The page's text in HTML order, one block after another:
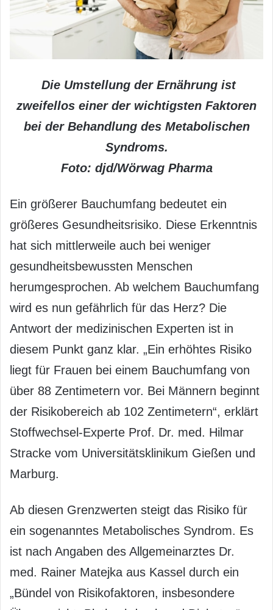
Die Umstellung der Ernährung ist
zweifellos einer der wichtigsten Faktoren
bei der Behandlung des Metabolischen
Syndroms.
Foto: djd/Wörwag Pharma
Ein größerer Bauchumfang bedeutet ein
größeres Gesundheitsrisiko. Diese Erkenntnis
hat sich mittlerweile auch bei weniger
gesundheitsbewussten Menschen
herumgesprochen. Ab welchem Bauchumfang
wird es nun gefährlich für das Herz? Die
Antwort der medizinischen Experten ist in
diesem Punkt ganz klar. „Ein erhöhtes Risiko
liegt für Frauen bei einem Bauchumfang von
über 88 Zentimetern vor. Bei Männern beginnt
der Risikobereich ab 102 Zentimetern“, erklärt
Stoffwechsel-Experte Prof. Dr. med. Hilmar
Stracke vom Universitätsklinikum Gießen und
Marburg.
Ab diesen Grenzwerten steigt das Risiko für
ein sogenanntes Metabolisches Syndrom. Es
ist nach Angaben des Allgemeinarztes Dr.
med. Rainer Matejka aus Kassel durch ein
„Bündel von Risikofaktoren, insbesondere